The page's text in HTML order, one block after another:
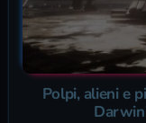
Polpi, alieni e